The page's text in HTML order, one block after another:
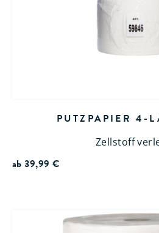
PUTZPAPIER 4-
Zellstoff
ab39,99€